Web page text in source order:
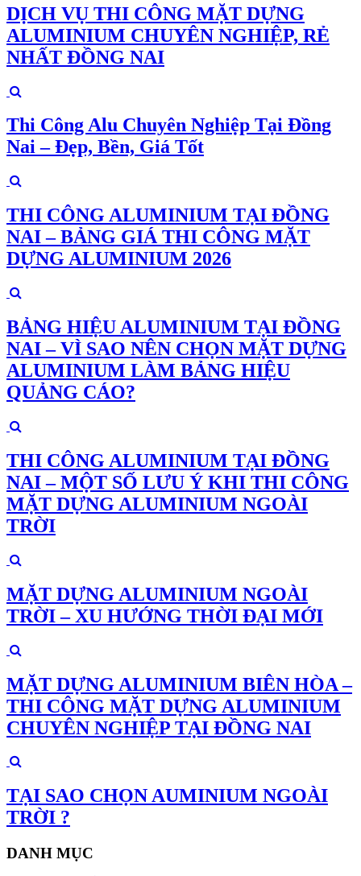
DỊCH VỤ THI CÔNG MẶT DỰNG
ALUMINIUM CHUYÊN NGHIỆP, RẺ
NHẤT ĐỒNG NAI
Thi Công Alu Chuyên Nghiệp Tại Đồng
Nai – Đẹp, Bền, Giá Tốt
THI CÔNG ALUMINIUM TẠI ĐỒNG
NAI – BẢNG GIÁ THI CÔNG MẶT
DỰNG ALUMINIUM 2026
BẢNG HIỆU ALUMINIUM TẠI ĐỒNG
NAI – VÌ SAO NÊN CHỌN MẶT DỰNG
ALUMINIUM LÀM BẢNG HIỆU
QUẢNG CÁO?
THI CÔNG ALUMINIUM TẠI ĐỒNG
NAI – MỘT SỐ LƯU Ý KHI THI CÔNG
MẶT DỰNG ALUMINIUM NGOÀI
TRỜI
MẶT DỰNG ALUMINIUM NGOÀI
TRỜI – XU HƯỚNG THỜI ĐẠI MỚI
MẶT DỰNG ALUMINIUM BIÊN HÒA –
THI CÔNG MẶT DỰNG ALUMINIUM
CHUYÊN NGHIỆP TẠI ĐỒNG NAI
TẠI SAO CHỌN AUMINIUM NGOÀI
TRỜI ?
DANH MỤC